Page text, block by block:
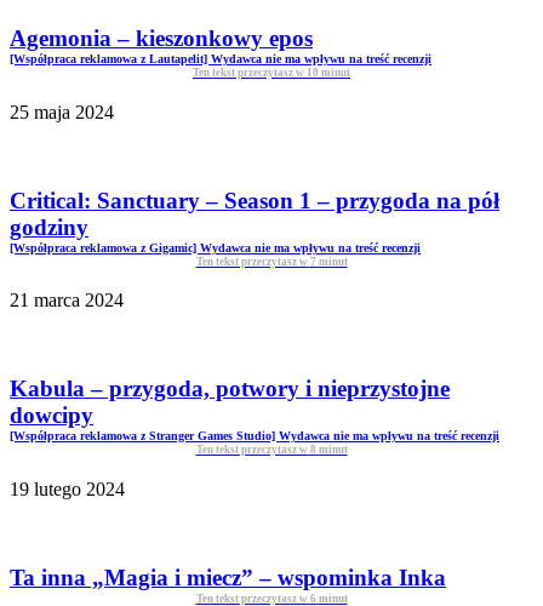
Agemonia – kieszonkowy epos
[Współpraca reklamowa z Lautapelit] Wydawca nie ma wpływu na treść recenzji
Ten tekst przeczytasz w 10 minut
25 maja 2024
Critical: Sanctuary – Season 1 – przygoda na pół
godziny
[Współpraca reklamowa z Gigamic] Wydawca nie ma wpływu na treść recenzji
Ten tekst przeczytasz w 7 minut
21 marca 2024
Kabula – przygoda, potwory i nieprzystojne
dowcipy
[Współpraca reklamowa z Stranger Games Studio] Wydawca nie ma wpływu na treść recenzji
Ten tekst przeczytasz w 8 minut
19 lutego 2024
Ta inna „Magia i miecz” – wspominka Inka
Ten tekst przeczytasz w 6 minut